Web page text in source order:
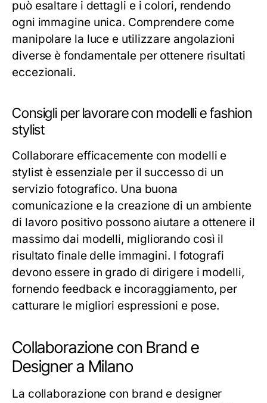
può esaltare i dettagli e i colori, rendendo
ogni immagine unica. Comprendere come
manipolare la luce e utilizzare angolazioni
diverse è fondamentale per ottenere risultati
eccezionali.
Consigli per lavorare con modelli e fashion
stylist
Collaborare efficacemente con modelli e
stylist è essenziale per il successo di un
servizio fotografico. Una buona
comunicazione e la creazione di un ambiente
di lavoro positivo possono aiutare a ottenere il
massimo dai modelli, migliorando così il
risultato finale delle immagini. I fotografi
devono essere in grado di dirigere i modelli,
fornendo feedback e incoraggiamento, per
catturare le migliori espressioni e pose.
Collaborazione con Brand e
Designer a Milano
La collaborazione con brand e designer